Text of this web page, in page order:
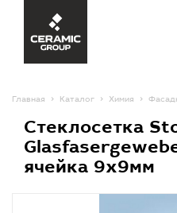
Главная Каталог Химия
Стеклосетка
ячейка 9х9мм